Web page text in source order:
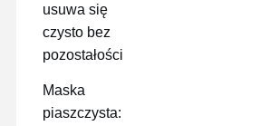
usuwa się
czysto bez
pozostałości
Maska
piaszczysta: